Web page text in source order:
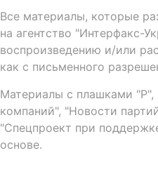
Все материалы, которые
на агентство "Интерфакс-
воспроизведению и/или
как с письменного
Материалы с плашками "Р",
компаний", "Новости
"Спецпроект при
основе.